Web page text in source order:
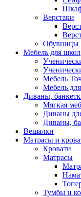
Верстаки
Обувницы
Мебель для школ
Мебель
Мебель
Диваны,
Мягкая
Диваны
Диваны,
Вешалки
Матрасы и
Кровати
Матрасы
Тумбы и